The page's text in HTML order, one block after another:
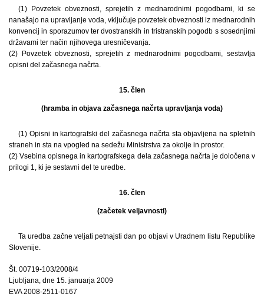
(1) Povzetek obveznosti, sprejetih z mednarodnimi pogodbami, ki se
nanašajo na upravljanje voda, vključuje povzetek obveznosti iz mednarodnih
konvencij in sporazumov ter dvostranskih in tristranskih pogodb s sosednjimi
državami ter način njihovega uresničevanja.
(2) Povzetek obveznosti, sprejetih z mednarodnimi pogodbami, sestavlja
opisni del začasnega načrta.
15. člen
(hramba in objava začasnega načrta upravljanja voda)
(1) Opisni in kartografski del začasnega načrta sta objavljena na spletnih
straneh in sta na vpogled na sedežu Ministrstva za okolje in prostor.
(2) Vsebina opisnega in kartografskega dela začasnega načrta je določena v
prilogi 1, ki je sestavni del te uredbe.
16. člen
(začetek veljavnosti)
Ta uredba začne veljati petnajsti dan po objavi v Uradnem listu Republike
Slovenije.
Št. 00719-103/2008/4
Ljubljana, dne 15. januarja 2009
EVA 2008-2511-0167